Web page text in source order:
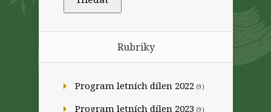
Rubriky
Program letních dílen 2022 (9)
Program letních dílen 2023 (9)